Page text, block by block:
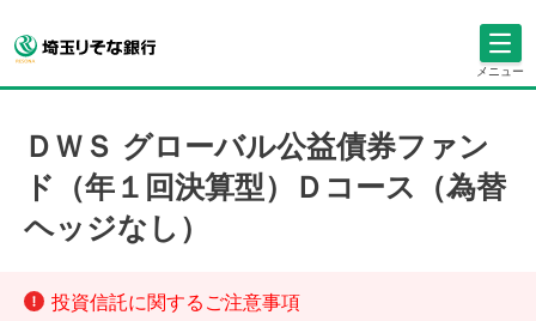
メニュー
ＤＷＳ グローバル公益債券ファン
ド（年１回決算型）Ｄコース（為替
ヘッジなし）
投資信託に関するご注意事項